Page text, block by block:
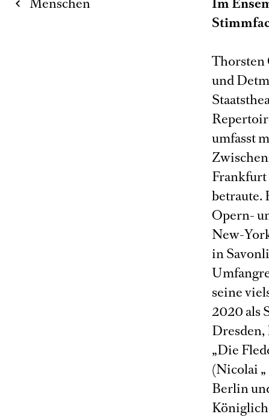
Thorsten
und
umfasst
betraute.
Opern-
New-
in
seine
2020 als
Dresden,
„Die
(Nicolai
Berlin